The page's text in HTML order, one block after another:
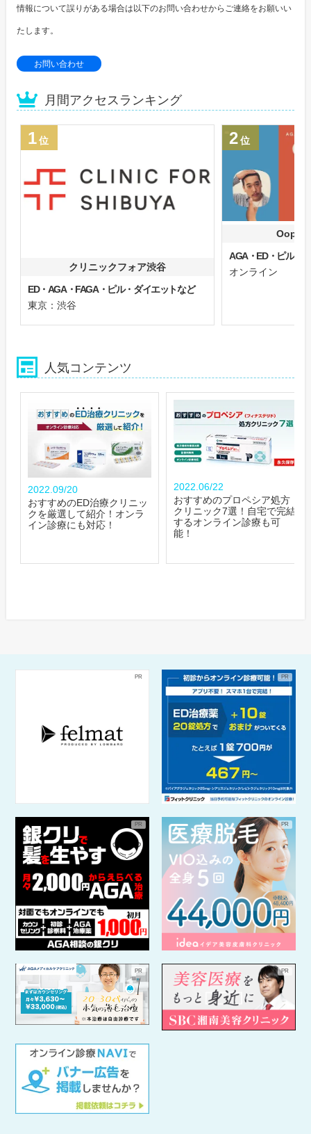
情報について誤りがある場合は以下のお問い合わせからご連絡をお願いい
たします。
お問い合わせ
月間アクセスランキング
1位
クリニックフォア渋谷
ED・AGA・FAGA・ピル・ダイエットなど
東京：渋谷
2位
Oops
AGA・ED・ピル
オンライン
人気コンテンツ
2022.09/20
おすすめのED治療クリニッ
クを厳選して紹介！オンラ
イン診療にも対応！
2022.06/22
おすすめのプロペシア処方
クリニック7選！自宅で完結
するオンライン診療も可
能！